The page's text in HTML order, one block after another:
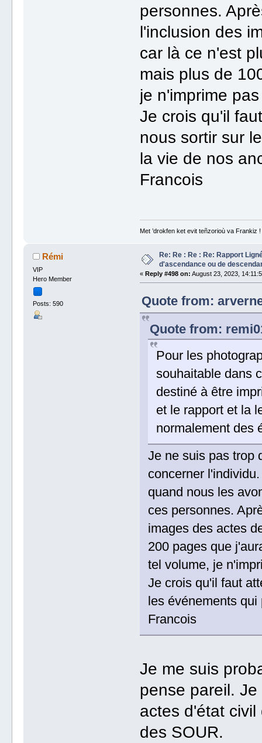
personnes.
l'inclusion des
car là ce n'est
mais plus de
je n'imprime
Je crois qu'il
nous sortir sur
la vie de nos
Francois
Met ’drokfen ket evit teñzorioù va Frankiz !
Rémi
VIP
Hero Member
Posts: 590
Re: Re : Re : Re: Rapport
d'ascendance ou de
«Reply #498 on: August 23, 2023,
Quote from:
Quote from:
Pour les
souhaitable dans
destiné à être
et le rapport et la
normalement des
Je ne suis pas trop
concerner
quand nous les
ces personnes.
images des actes
200 pages que
tel volume, je
Je crois qu'il faut
les événements
Francois
Je me suis
pense pareil.
actes d'état
des SOUR.